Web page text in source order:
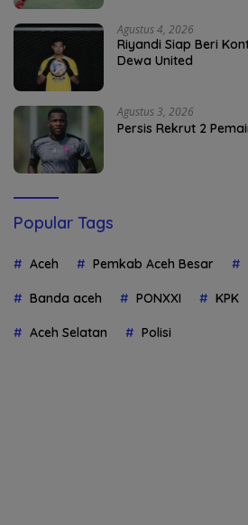
Agustus 4, 2026
Riyandi Siap Beri
Dewa United
Agustus 3, 2026
Persis Rekrut 2
Popular Tags
Aceh Pemkab Aceh Besar
Banda aceh PONXXI KPK
Aceh Selatan Polisi